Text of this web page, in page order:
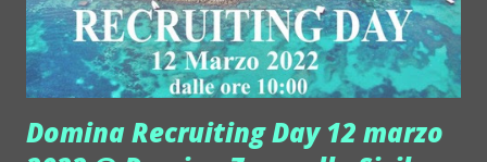
dopo il successo della versione strumentale di " Sally ",
dall'album ...
Domina Recruiting Day 12 marzo